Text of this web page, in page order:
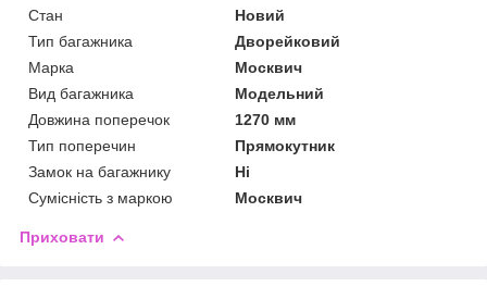
Стан
Новий
Тип багажника
Дворейковий
Марка
Москвич
Вид багажника
Модельний
Довжина поперечок
1270 мм
Тип поперечин
Прямокутник
Замок на багажнику
Ні
Сумісність з маркою
Москвич
Приховати